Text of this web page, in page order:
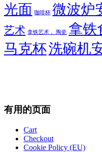
光面 咖啡杯 微波炉
艺术 拿铁艺术， 陶瓷 拿铁
马克杯洗碗机
有用的页面
Cart
Checkout
Cookie Policy (EU)